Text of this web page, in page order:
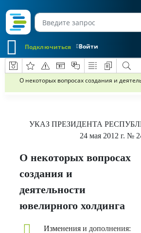
Войти
Подключиться
О некоторых вопросах создания и
УКАЗ ПРЕЗИДЕНТА
24 мая 2012 г. №
О некоторых вопросах
создания и
деятельности
ювелирного холдинга
Изменения и дополнения: